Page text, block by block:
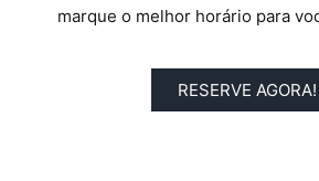
marque o melhor horário para
RESERVE AGORA!